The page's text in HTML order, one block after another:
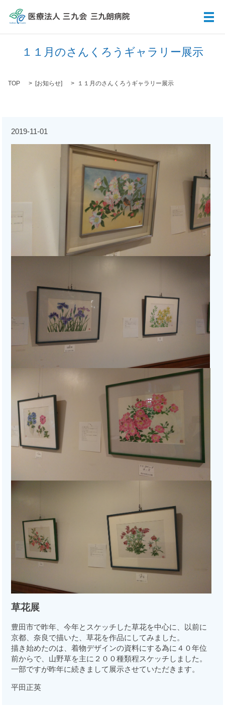
メ
１１月のさんくろうギャラリー展示
TOP [お知らせ] １１月のさんくろうギャラリー展示
2019-11-01
草花展
豊田市で昨年、今年とスケッチした草花を中心に、以前に
京都、奈良で描いた、草花を作品にしてみました。
描き始めたのは、着物デザインの資料にする為に４０年位
前からで、山野草を主に２００種類程スケッチしました。
一部ですが昨年に続きまして展示させていただきます。
平田正英